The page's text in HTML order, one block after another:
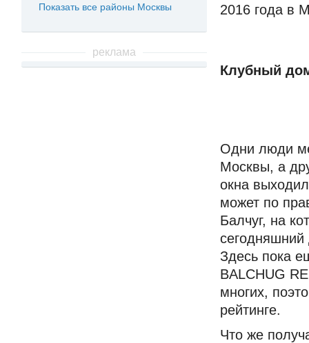
Показать все районы Москвы
реклама
2016 года в
Клубный
Одни люди
Москвы, а
окна
может по
Балчуг, на
Здесь пока
BALCHUG
многих,
рейтинге.
Что же